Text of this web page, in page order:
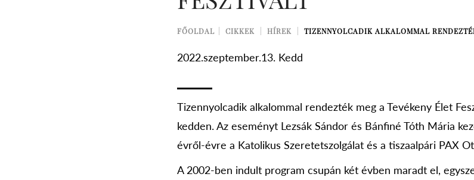
FŐOLDAL CIKKEK HÍREK TIZENNYOLCADIK ALKALOMMAL
2022.szeptember.13. Kedd
Tizennyolcadik alkalommal rendezték meg a Tevékeny Élet
kedden. Az eseményt Lezsák Sándor és Bánfiné Tóth Mária
évről-évre a Katolikus Szeretetszolgálat és a tiszaalpári PAX
A 2002-ben indult program csupán két évben maradt el,